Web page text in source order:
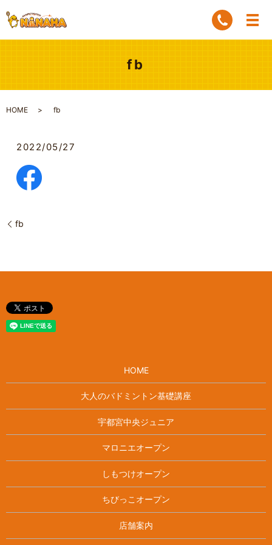
fb
HOME fb
2022/05/27
fb
HOME
大人のバドミントン基礎講座
宇都宮中央ジュニア
マロニエオープン
しもつけオープン
ちびっこオープン
店舗案内